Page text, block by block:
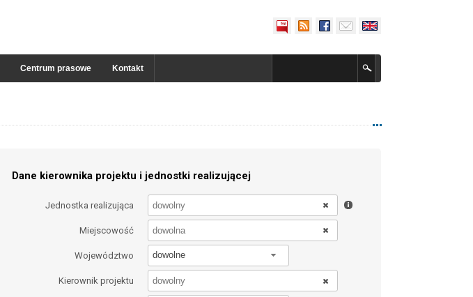
Centrum prasowe Kontakt
Dane kierownika projektu i jednostki realizującej
Jednostka realizująca
Miejscowość
Województwo dowolne
Kierownik projektu